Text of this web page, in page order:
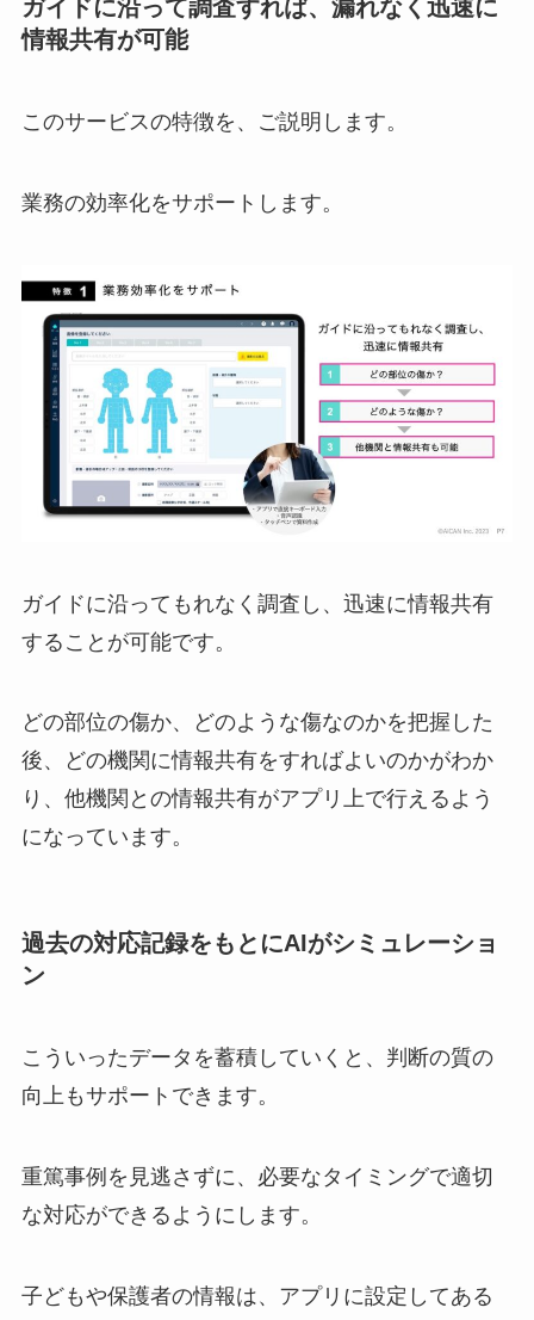
ガイドに沿って調査すれば、漏れなく迅速に
情報共有が可能
このサービスの特徴を、ご説明します。
業務の効率化をサポートします。
ガイドに沿ってもれなく調査し、迅速に情報共有
することが可能です。
どの部位の傷か、どのような傷なのかを把握した
後、どの機関に情報共有をすればよいのかがわか
り、他機関との情報共有がアプリ上で行えるよう
になっています。
過去の対応記録をもとにAIがシミュレーショ
ン
こういったデータを蓄積していくと、判断の質の
向上もサポートできます。
重篤事例を見逃さずに、必要なタイミングで適切
な対応ができるようにします。
子どもや保護者の情報は、アプリに設定してある